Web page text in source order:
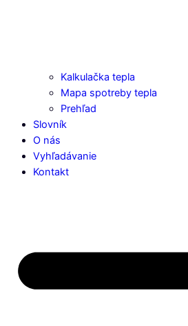
Kalkulačka tepla
Mapa spotreby tepla
Prehľad
Slovník
O nás
Vyhľadávanie
Kontakt